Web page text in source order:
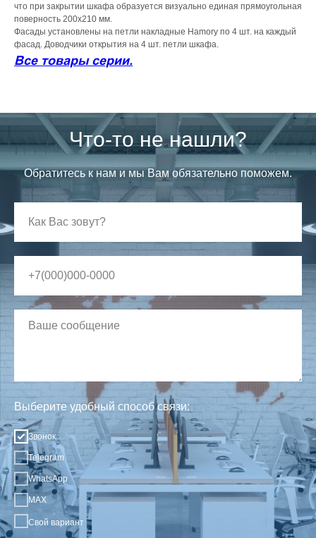
что при закрытии шкафа образуется визуально единая прямоугольная
поверность 200х210 мм.
Фасады установлены на петли накладные Hamory по 4 шт. на каждый
фасад. Доводчики открытия на 4 шт. петли шкафа.
Все товары серии.
Что-то не нашли?
Обратитесь к нам и мы Вам обязательно поможем.
Выберите удобный способ связи:
Звонок
Telegram
WhatsApp
MAX
Свой вариант